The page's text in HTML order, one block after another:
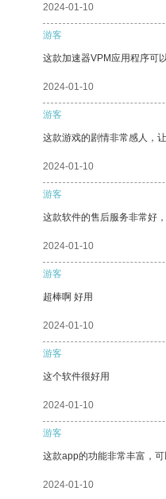
2024-01-10
游客
这款加速器VPM应用程序可
2024-01-10
游客
这款游戏的剧情非常感人，
2024-01-10
游客
这款软件的售后服务非常好
2024-01-10
游客
超棒啊 好用
2024-01-10
游客
这个软件很好用
2024-01-10
游客
这款app的功能非常丰富，可
2024-01-10